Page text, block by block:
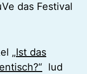
das Festival
„Ist das
lud